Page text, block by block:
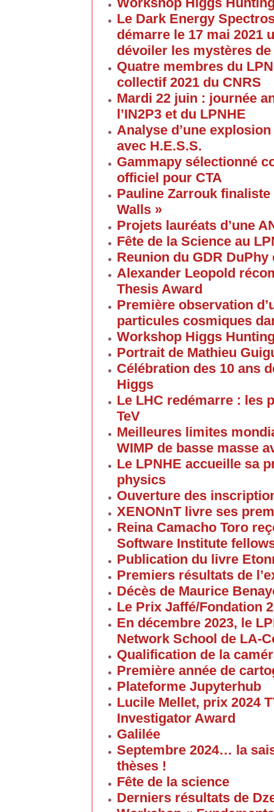
Le Dark Energy
démarre le 17 mai 2021
dévoiler les mystères de
Quatre membres du
collectif 2021 du CNRS
Mardi 22 juin : journée
l’IN2P3 et du LPNHE
Analyse d’une
avec H.E.S.S.
Gammapy sélectionné
officiel pour CTA
Pauline Zarrouk
Walls »
Projets lauréats d’une
Fête de la Science au
Reunion du GDR DuPhy
Alexander Leopold
Thesis Award
Première observation
particules cosmiques
Workshop Higgs
Portrait de Mathieu
Célébration des 10 ans
Higgs
Le LHC redémarre : les
TeV
Meilleures limites
WIMP de basse masse
Le LPNHE accueille sa
physics
Ouverture des
XENONnT livre ses
Reina Camacho Toro
Software Institute
Publication du livre
Premiers résultats de
Décès de Maurice
Le Prix Jaffé/Fondation
En décembre 2023, le
Network School de LA-
Qualification de la
Première année de
Plateforme Jupyterhub
Lucile Mellet, prix 2024
Investigator Award
Galilée
Septembre 2024… la
thèses !
Fête de la science
Derniers résultats de